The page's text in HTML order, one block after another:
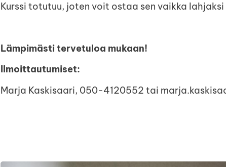
Kurssi totutuu, joten voit ostaa sen vaikka
Lämpimästi tervetuloa mukaan!
Ilmoittautumiset:
Marja Kaskisaari, 050-4120552 tai